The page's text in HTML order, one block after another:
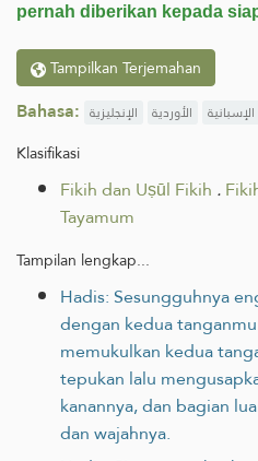
pernah diberikan kepada
Tampilkan Terjemahan
Bahasa: الإنجليزية الأوردية الإسبانية
Klasifikasi
Fikih dan Uṣūl Fikih .
Tayamum
Tampilan lengkap...
Hadis: Sesungguhnya
dengan kedua
memukulkan kedua
tepukan lalu
kanannya, dan bagian
dan wajahnya.